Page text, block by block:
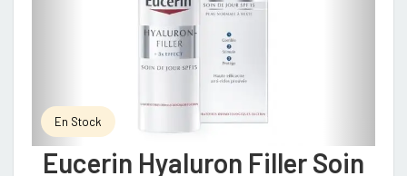
En Stock
Eucerin Hyaluron Filler Soin